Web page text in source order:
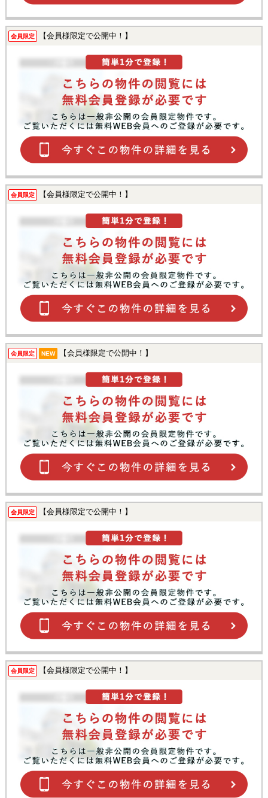
会員限定 【会員様限定で公開中！】
会員限定 【会員様限定で公開中！】
会員限定 NEW 【会員様限定で公開中！】
会員限定 【会員様限定で公開中！】
会員限定 【会員様限定で公開中！】